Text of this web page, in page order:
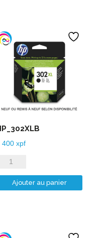
400xpf
quantité
HP_302XLB
Ajouter au panier